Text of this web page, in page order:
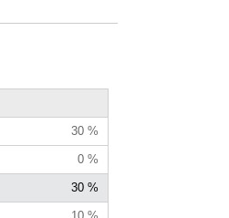
30 %
0 %
30 %